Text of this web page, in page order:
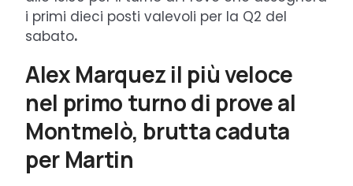
i primi dieci posti valevoli per la Q2 del
sabato.
Alex Marquez il più veloce
nel primo turno di prove al
Montmelò, brutta caduta
per Martin